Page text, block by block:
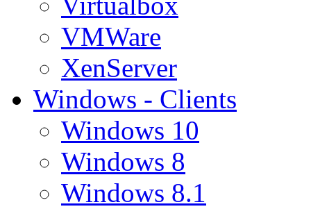
VMWare
XenServer
Windows - Clients
Windows 10
Windows 8
Windows 8.1